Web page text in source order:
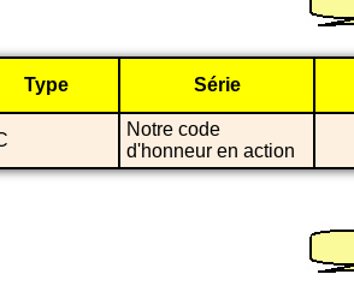
Type Série
Notre code
d'honneur en action